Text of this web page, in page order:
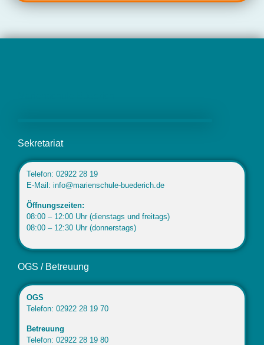
Sekretariat
Telefon: 02922 28 19
E-Mail: info@marienschule-buederich.de
Öffnungszeiten:
08:00 – 12:00 Uhr (dienstags und freitags)
08:00 – 12:30 Uhr (donnerstags)
OGS / Betreuung
OGS
Telefon: 02922 28 19 70
Betreuung
Telefon: 02922 28 19 80